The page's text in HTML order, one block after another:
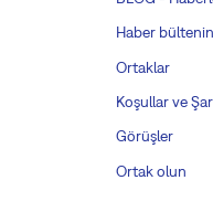
Haber
Ortaklar
Koşullar ve
Görüşler
Ortak olun